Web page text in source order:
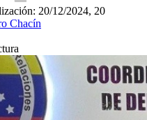
20/12/2024, 20
Chacín